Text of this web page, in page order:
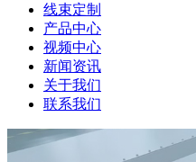
线束定制
产品中心
视频中心
新闻资讯
关于我们
联系我们